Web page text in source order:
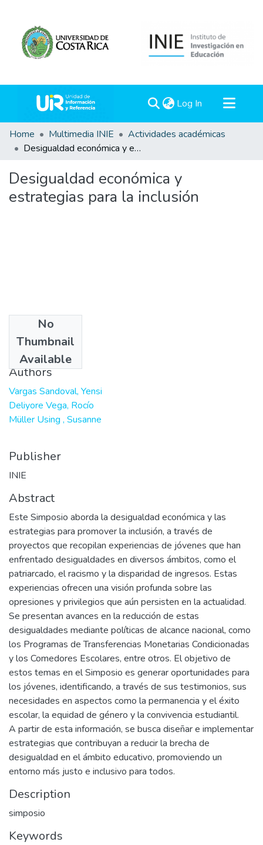
Log In (current)
Communities & Collections
All of DSpace
Statistics
Home Multimedia INIE
Actividades académicas
Desigualdad económica y estrategias para la inclusión
Desigualdad económica y
estrategias para la inclusión
No
Thumbnail
Available
2024-10-25
Authors
Vargas Sandoval, Yensi
Deliyore Vega, Rocío
Müller Using , Susanne
Publisher
INIE
Abstract
Este Simposio aborda la desigualdad económica y las
estrategias para promover la inclusión, a través de
proyectos que recopilan experiencias de jóvenes que han
enfrentado desigualdades en diversos ámbitos, como el
patriarcado, el racismo y la disparidad de ingresos. Estas
experiencias ofrecen una visión profunda sobre las
opresiones y privilegios que aún persisten en la actualidad.
Se presentan avances en la reducción de estas
desigualdades mediante políticas de alcance nacional, como
los Programas de Transferencias Monetarias Condicionadas
y los Comedores Escolares, entre otros. El objetivo de
estos temas en el Simposio es generar oportunidades para
los jóvenes, identificando, a través de sus testimonios, sus
necesidades en aspectos como la permanencia y el éxito
escolar, la equidad de género y la convivencia estudiantil.
A partir de esta información, se busca diseñar e implementar
estrategias que contribuyan a reducir la brecha de
desigualdad en el ámbito educativo, promoviendo un
entorno más justo e inclusivo para todos.
Description
simposio
Keywords